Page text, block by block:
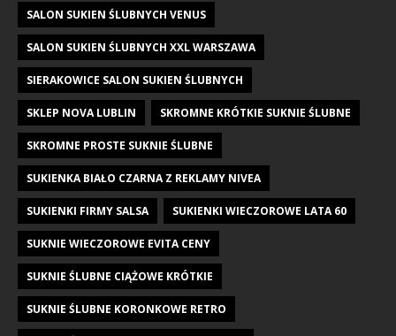
SALON SUKIEN ŚLUBNYCH VENUS
SALON SUKIEN ŚLUBNYCH XXL WARSZAWA
SIERAKOWICE SALON SUKIEN ŚLUBNYCH
SKLEP NOVA LUBLIN SKROMNE KRÓTKIE SUKNIE ŚLUBNE
SKROMNE PROSTE SUKNIE ŚLUBNE
SUKIENKA BIAŁO CZARNA Z REKLAMY NIVEA
SUKIENKI FIRMY SALSA SUKIENKI WIECZOROWE LATA 60
SUKNIE WIECZOROWE EVITA CENY
SUKNIE ŚLUBNE CIĄŻOWE KRÓTKIE
SUKNIE ŚLUBNE KORONKOWE RETRO